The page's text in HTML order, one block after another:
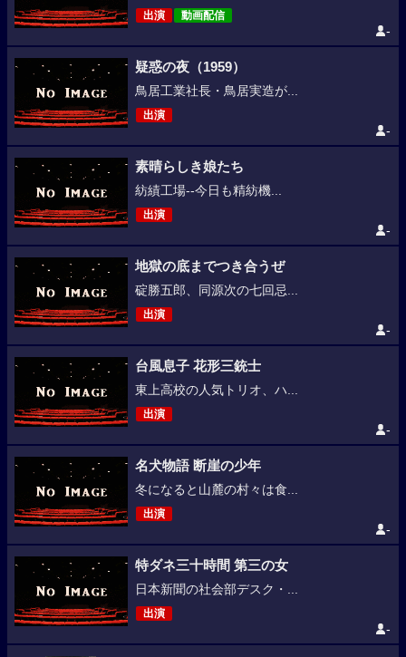
出演 動画配信
-
疑惑の夜（1959）
鳥居工業社長・鳥居実造が...
出演
-
素晴らしき娘たち
紡績工場--今日も精紡機...
出演
-
地獄の底までつき合うぜ
碇勝五郎、同源次の七回忌...
出演
-
台風息子 花形三銃士
東上高校の人気トリオ、ハ...
出演
-
名犬物語 断崖の少年
冬になると山麓の村々は食...
出演
-
特ダネ三十時間 第三の女
日本新聞の社会部デスク・...
出演
-